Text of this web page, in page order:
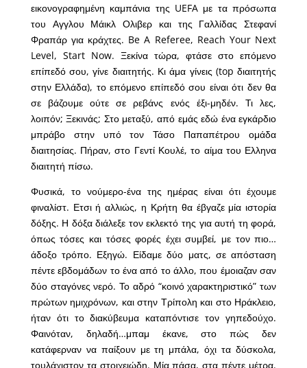
εικονογραφημένη καμπάνια της UEFA με τα πρόσωπα
του Αγγλου Μάικλ Ολιβερ και της Γαλλίδας Στεφανί
Φραπάρ για κράχτες. Be A Referee, Reach Your Next
Level, Start Now. Ξεκίνα τώρα, φτάσε στο επόμενο
επίπεδό σου, γίνε διαιτητής. Κι άμα γίνεις (top διαιτητής
στην Ελλάδα), το επόμενο επίπεδό σου είναι ότι δεν θα
σε βάζουμε ούτε σε ρεβάνς ενός έξι-μηδέν. Τι λες,
λοιπόν; Ξεκινάς; Στο μεταξύ, από εμάς εδώ ένα εγκάρδιο
μπράβο στην υπό τον Τάσο Παπαπέτρου ομάδα
διαιτησίας. Πήραν, στο Γεντί Κουλέ, το αίμα του Ελληνα
διαιτητή πίσω.
Φυσικά, το νούμερο-ένα της ημέρας είναι ότι έχουμε
φιναλίστ. Ετσι ή αλλιώς, η Κρήτη θα έβγαζε μία ιστορία
δόξης. Η δόξα διάλεξε τον εκλεκτό της για αυτή τη φορά,
όπως τόσες και τόσες φορές έχει συμβεί, με τον πιο…
άδοξο τρόπο. Εξηγώ. Είδαμε δύο ματς, σε απόσταση
πέντε εβδομάδων το ένα από το άλλο, που έμοιαζαν σαν
δύο σταγόνες νερό. Το αδρό “κοινό χαρακτηριστικό” των
πρώτων ημιχρόνων, και στην Τρίπολη και στο Ηράκλειο,
ήταν ότι το διακύβευμα καταπόντισε τον γηπεδούχο.
Φαινόταν, δηλαδή…μπαμ έκανε, στο πώς δεν
κατάφερναν να παίξουν με τη μπάλα, όχι τα δύσκολα,
τουλάχιστον τα στοιχειώδη. Μία πάσα, στα πέντε μέτρα.